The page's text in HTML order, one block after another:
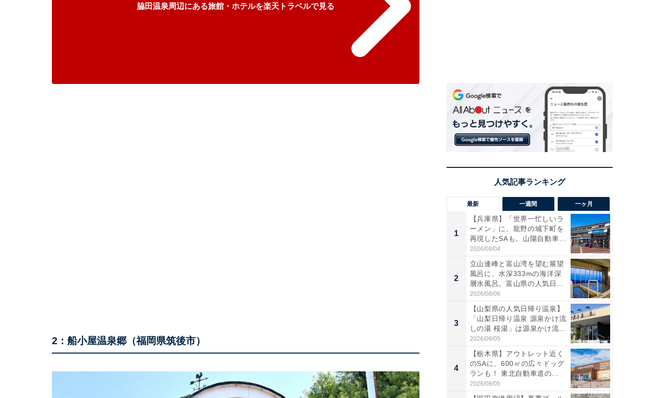
脇田温泉周辺にある旅館・ホテルを楽天トラベルで見る
2：船小屋温泉郷（福岡県筑後市）
最新 一週間 一ヶ月
1
【兵庫県】「世界一忙しいラ
ーメン」に、龍野の城下町を
再現したSAも。山陽自動車
道...
2026/08/04
2
立山連峰と富山湾を望む展望
風呂に、水深333mの海洋深
層水風呂。富山県の人気日
帰...
2026/08/06
3
【山梨県の人気日帰り温泉】
「山梨日帰り温泉 源泉かけ流
しの湯 桜湯」は源泉かけ流...
2026/08/05
4
【栃木県】アウトレット近く
のSAに、600㎡の広々ドッグ
ランも！ 東北自動車道の...
2026/08/05